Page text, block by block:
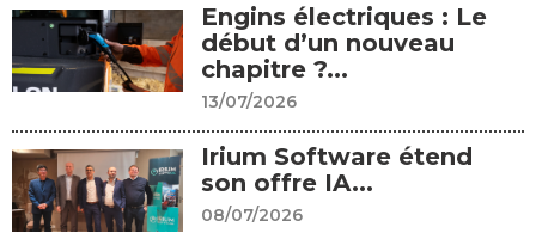
Engins électriques : Le
début d’un nouveau
chapitre ?...
13/07/2026
Irium Software étend
son offre IA...
08/07/2026